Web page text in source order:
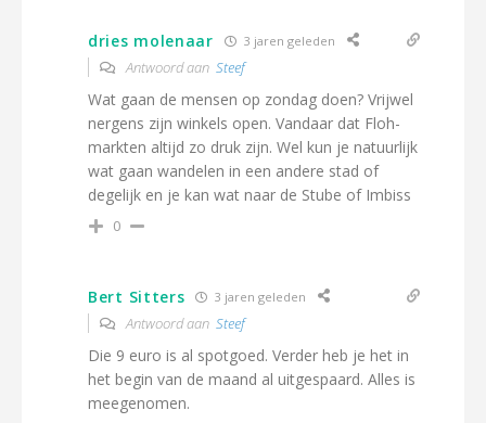
dries molenaar 3 jaren geleden
Antwoord aan Steef
Wat gaan de mensen op zondag doen? Vrijwel
nergens zijn winkels open. Vandaar dat Floh-
markten altijd zo druk zijn. Wel kun je natuurlijk
wat gaan wandelen in een andere stad of
degelijk en je kan wat naar de Stube of Imbiss
0
Bert Sitters 3 jaren geleden
Antwoord aan Steef
Die 9 euro is al spotgoed. Verder heb je het in
het begin van de maand al uitgespaard. Alles is
meegenomen.